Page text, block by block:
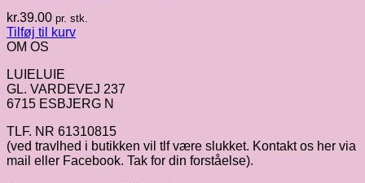
kr.39.00 pr. stk.
Tilføj til kurv
OM OS
LUIELUIE
GL. VARDEVEJ 237
6715 ESBJERG N
TLF. NR 61310815
(ved travlhed i butikken vil tlf være slukket. Kontakt os her via
mail eller Facebook. Tak for din forståelse).